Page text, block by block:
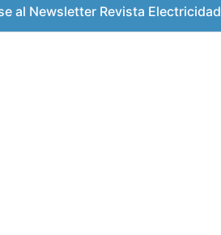
al Newsletter Revista Electricidad